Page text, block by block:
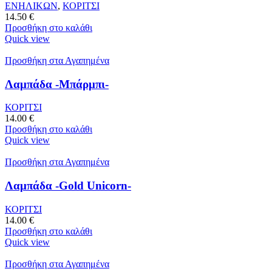
ΕΝΗΛΙΚΩΝ, ΚΟΡΙΤΣΙ
14.50 €
Προσθήκη στο καλάθι
Quick view
Προσθήκη στα Αγαπημένα
Λαμπάδα -Μπάρμπι-
ΚΟΡΙΤΣΙ
14.00 €
Προσθήκη στο καλάθι
Quick view
Προσθήκη στα Αγαπημένα
Λαμπάδα -Gold Unicorn-
ΚΟΡΙΤΣΙ
14.00 €
Προσθήκη στο καλάθι
Quick view
Προσθήκη στα Αγαπημένα